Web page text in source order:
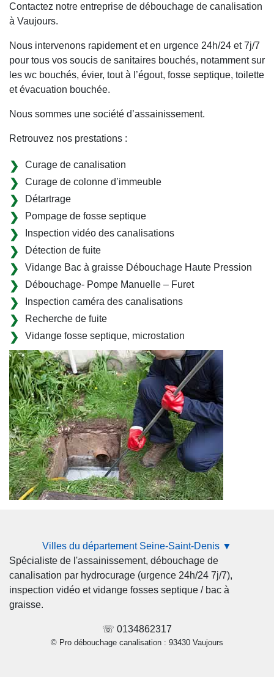
Contactez notre entreprise de débouchage de canalisation
à Vaujours.
Nous intervenons rapidement et en urgence 24h/24 et 7j/7
pour tous vos soucis de sanitaires bouchés, notamment sur
les wc bouchés, évier, tout à l’égout, fosse septique, toilette
et évacuation bouchée.
Nous sommes une société d’assainissement.
Retrouvez nos prestations :
Curage de canalisation
Curage de colonne d’immeuble
Détartrage
Pompage de fosse septique
Inspection vidéo des canalisations
Détection de fuite
Vidange Bac à graisse Débouchage Haute Pression
Débouchage- Pompe Manuelle – Furet
Inspection caméra des canalisations
Recherche de fuite
Vidange fosse septique, microstation
Villes du département Seine-Saint-Denis ▼
Spécialiste de l'assainissement, débouchage de
canalisation par hydrocurage (urgence 24h/24 7j/7),
inspection vidéo et vidange fosses septique / bac à
graisse.
☏ 0134862317
© Pro débouchage canalisation : 93430 Vaujours